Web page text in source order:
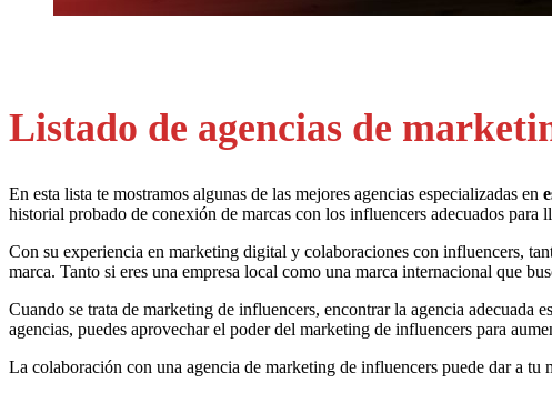
Listado de agencias de
En esta lista te mostramos algunas de las mejores agencias especializadas en
historial probado de conexión de marcas con los influencers adecuados
Con su experiencia en marketing digital y colaboraciones con influencers,
marca. Tanto si eres una empresa local como una marca internacional que
Cuando se trata de marketing de influencers, encontrar la agencia
agencias, puedes aprovechar el poder del marketing de influencers para
La colaboración con una agencia de marketing de influencers puede dar a